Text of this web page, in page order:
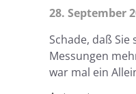
28. September
Schade, daß
Messungen
war mal ein